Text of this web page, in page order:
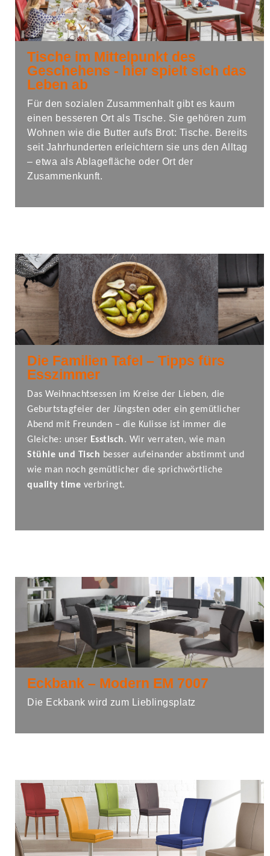
Tische im Mittelpunkt des
Geschehens - hier spielt sich das
Leben ab
Für den sozialen Zusammenhalt gibt es kaum
einen besseren Ort als Tische. Sie gehören zum
Wohnen wie die Butter aufs Brot: Tische. Bereits
seit Jahrhunderten erleichtern sie uns den Alltag
– etwa als Ablagefläche oder Ort der
Zusammenkunft.
Die Familien Tafel – Tipps fürs
Esszimmer
Das Weihnachtsessen im Kreise der Lieben, die
Geburtstagfeier der Jüngsten oder ein gemütlicher
Abend mit Freunden – die Kulisse ist immer die
Gleiche: unser Esstisch. Wir verraten, wie man
Stühle und Tisch besser aufeinander abstimmt und
wie man noch gemütlicher die sprichwörtliche
quality time verbringt.
Eckbank – Modern EM 7007
Die Eckbank wird zum Lieblingsplatz